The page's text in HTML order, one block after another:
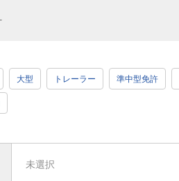
大型 トレーラー 準中型免許
未選択